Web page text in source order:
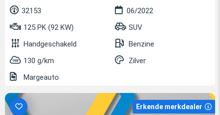
32153
06/2022
125 PK (92 KW)
SUV
Handgeschakeld
Benzine
130 g/km
Zilver
Margeauto
Erkende merkdealer